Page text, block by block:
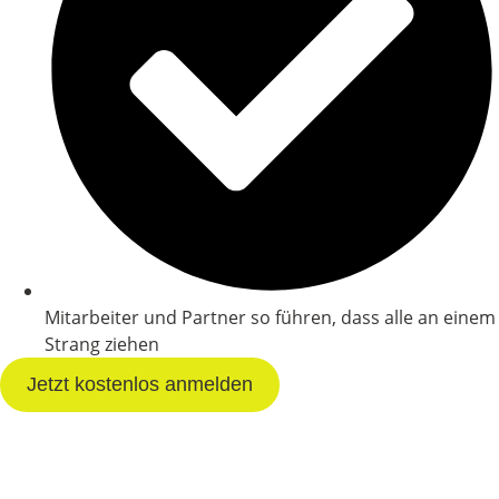
Mitarbeiter und Partner so führen, dass alle an einem
Strang ziehen
Jetzt kostenlos anmelden